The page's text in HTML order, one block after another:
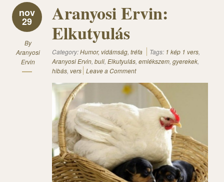
nov
29
By
Aranyosi
Ervin
Aranyosi Ervin:
Elkutyulás
Category:Humor, vidámság, tréfa Tags: 1 kép 1 vers,
Aranyosi Ervin, buli, Elkutyulás, emlékszem, gyerekek,
hibás, vers Leave a Comment